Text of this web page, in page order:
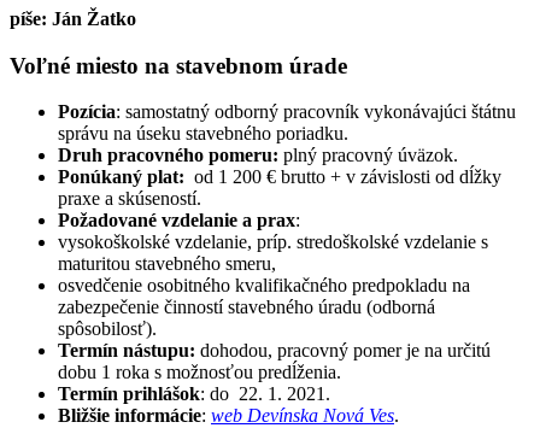
píše: Ján Žatko
Voľné miesto na stavebnom úrade
Pozícia: samostatný odborný pracovník vykonávajúci štátnu
správu na úseku stavebného poriadku.
Druh pracovného pomeru: plný pracovný úväzok.
Ponúkaný plat: od 1 200 € brutto + v závislosti od dĺžky
praxe a skúseností.
Požadované vzdelanie a prax:
vysokoškolské vzdelanie, príp. stredoškolské vzdelanie s
maturitou stavebného smeru,
osvedčenie osobitného kvalifikačného predpokladu na
zabezpečenie činností stavebného úradu (odborná
spôsobilosť).
Termín nástupu: dohodou, pracovný pomer je na určitú
dobu 1 roka s možnosťou predĺženia.
Termín prihlášok: do 22. 1. 2021.
Bližšie informácie: web Devínska Nová Ves.